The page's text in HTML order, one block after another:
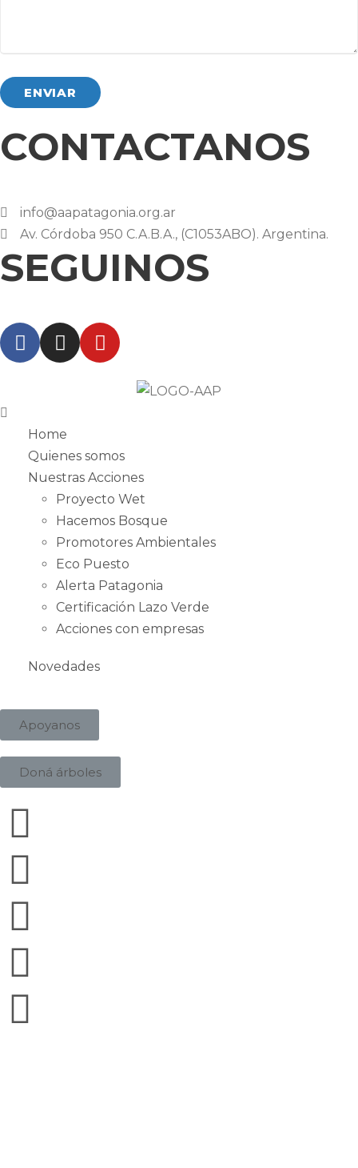
CONTACTANOS
info@aapatagonia.org.ar
Av. Córdoba 950 C.A.B.A., (C1053ABO). Argentina.
SEGUINOS
Home
Quienes somos
Nuestras Acciones
Proyecto Wet
Hacemos Bosque
Promotores Ambientales
Eco Puesto
Alerta Patagonia
Certificación Lazo Verde
Acciones con empresas
Novedades
Apoyanos
Doná árboles